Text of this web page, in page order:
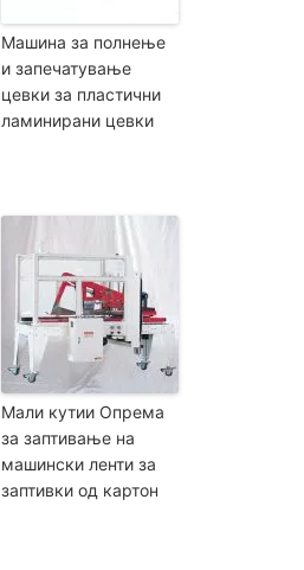
Машина за полнење
и запечатување
цевки за пластични
ламинирани цевки
Мали кутии Опрема
за заптивање на
машински ленти за
заптивки од картон